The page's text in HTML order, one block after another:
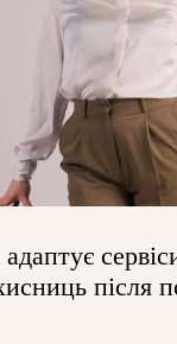
після